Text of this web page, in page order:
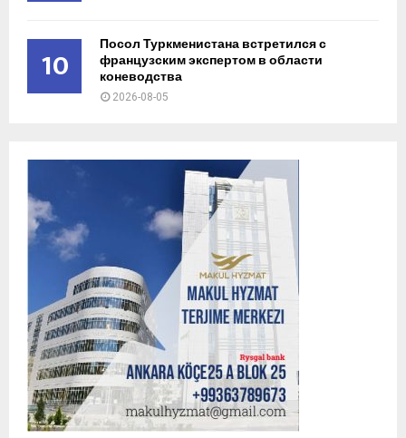
10 Посол Туркменистана встретился с
французским экспертом в области
коневодства
2026-08-05